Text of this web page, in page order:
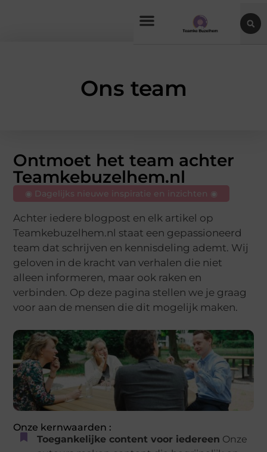
Ons team
Ontmoet het team achter
Teamkebuzelhem.nl
◉ Dagelijks nieuwe inspiratie en inzichten ◉
Achter iedere blogpost en elk artikel op
Teamkebuzelhem.nl staat een gepassioneerd
team dat schrijven en kennisdeling ademt. Wij
geloven in de kracht van verhalen die niet
alleen informeren, maar ook raken en
verbinden. Op deze pagina stellen we je graag
voor aan de mensen die dit mogelijk maken.
Onze kernwaarden :
Toegankelijke content voor iedereen Onze